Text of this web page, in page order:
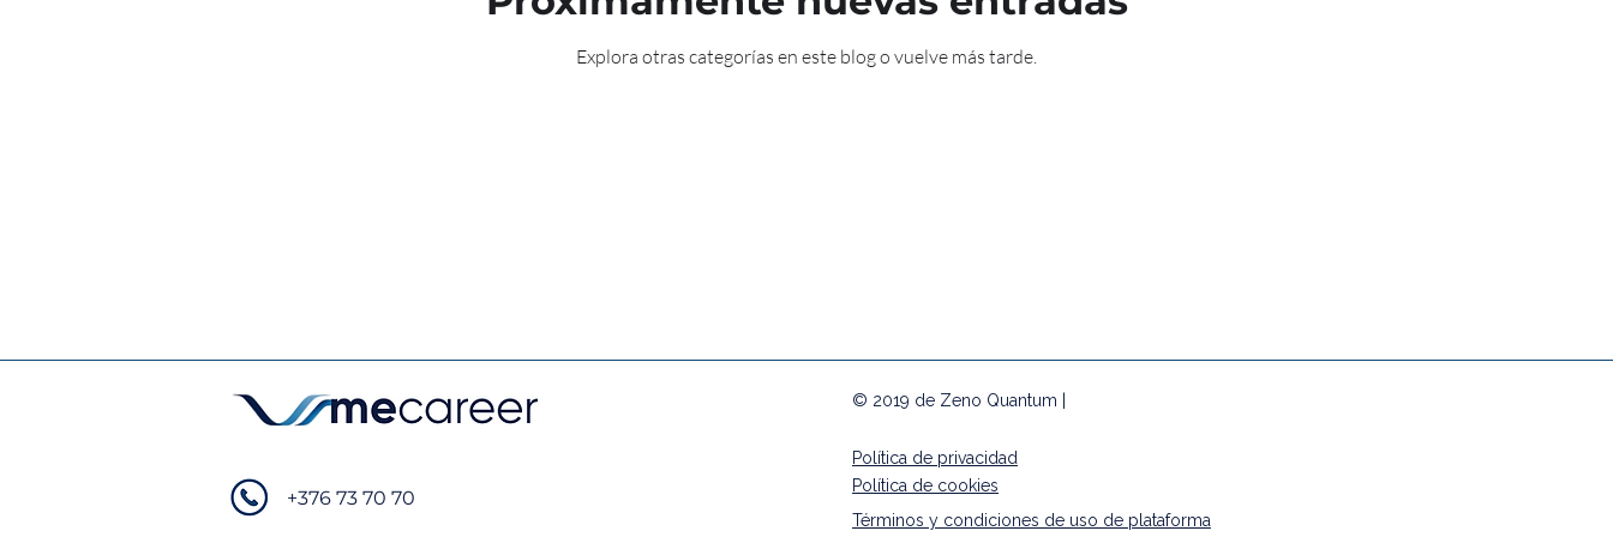
Explora otras categorías en este blog o vuelve más tarde.
© 2019 de Zeno Quantum |
Política de privacidad
+376 73 70 70
Política de cookies
Términos y condiciones de uso de plataforma